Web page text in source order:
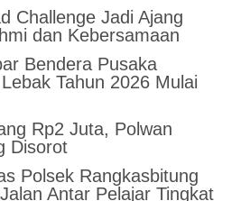
Challenge Jadi Ajang
dan Kebersamaan
Bendera Pusaka
Tahun 2026 Mulai
Rp2 Juta, Polwan
Disorot
Polsek Rangkasbitung
Antar Pelajar Tingkat